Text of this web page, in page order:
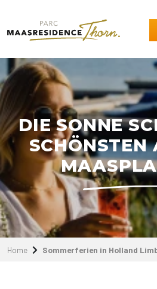
DIE SONNE
SCHÖNSTEN
Home Sommerferien in Holland